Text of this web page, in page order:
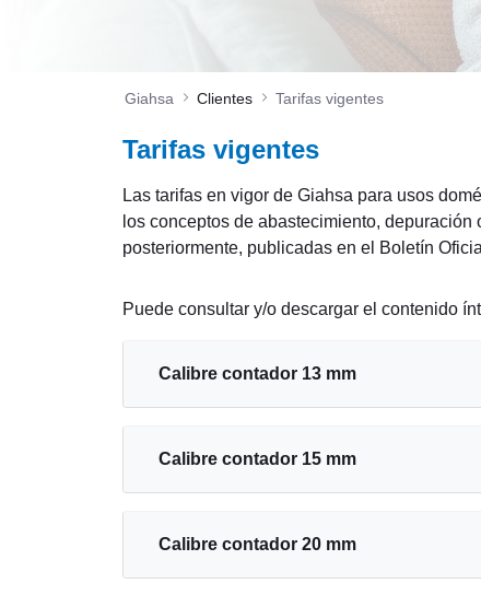
Giahsa Clientes Tarifas vigentes
Tarifas vigentes
Las tarifas en vigor de Giahsa para usos
los conceptos de abastecimiento,
posteriormente, publicadas en el Boletín
Puede consultar y/o descargar el contenido
Calibre contador 13 mm
Calibre contador 15 mm
Calibre contador 20 mm